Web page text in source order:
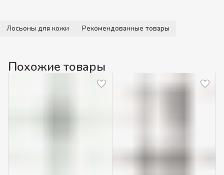
Лосьоны для кожи Рекомендованные товары
Похожие товары